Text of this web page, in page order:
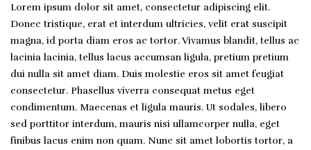
Lorem ipsum dolor sit amet, consectetur adipiscing elit.
Donec tristique, erat et interdum ultricies, velit erat suscipit
magna, id porta diam eros ac tortor. Vivamus blandit, tellus ac
lacinia lacinia, tellus lacus accumsan ligula, pretium pretium
dui nulla sit amet diam. Duis molestie eros sit amet feugiat
consectetur. Phasellus viverra consequat metus eget
condimentum. Maecenas et ligula mauris. Ut sodales, libero
sed porttitor interdum, mauris nisi ullamcorper nulla, eget
finibus lacus enim non quam. Nunc sit amet lobortis tortor, a